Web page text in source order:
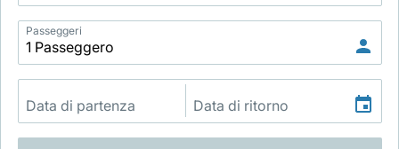
Passeggeri